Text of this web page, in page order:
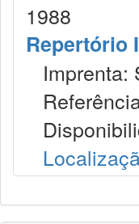
1988
Repertório
Imprenta: